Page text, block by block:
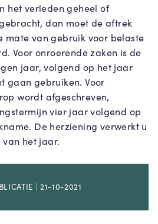
het verleden geheel of
dan moet de aftrek
mate van gebruik voor belaste
Voor onroerende zaken is de
jaar, volgend op het jaar
gaan gebruiken. Voor
wordt afgeschreven,
vier jaar volgend op
De herziening verwerkt u
het jaar.
| 21-10-2021